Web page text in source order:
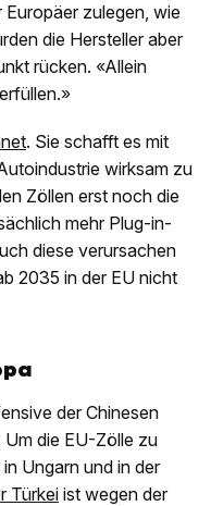
zulegen, wie
die Hersteller aber
rücken. «Allein
. Sie schafft es mit
wirksam zu
Zöllen erst noch die
mehr Plug-in-
diese verursachen
2035 in der EU nicht
der Chinesen
die EU-Zölle zu
Ungarn und in der
Türkeiist wegen der